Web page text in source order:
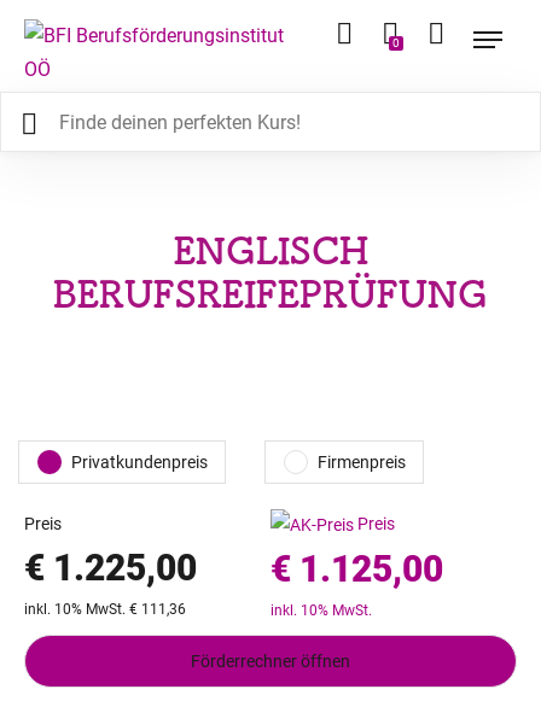
0
ENGLISCH
BERUFSREIFEPRÜFUNG
Privatkundenpreis Firmenpreis
Preis
€ 1.225,00
inkl. 10% MwSt. € 111,36
Preis
€ 1.125,00
inkl. 10% MwSt.
Förderrechner öffnen